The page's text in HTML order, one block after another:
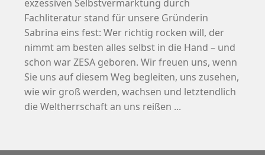
exzessiven Selbstvermarktung durch
Fachliteratur stand für unsere Gründerin
Sabrina eins fest: Wer richtig rocken will, der
nimmt am besten alles selbst in die Hand – und
schon war ZESA geboren. Wir freuen uns, wenn
Sie uns auf diesem Weg begleiten, uns zusehen,
wie wir groß werden, wachsen und letztendlich
die Weltherrschaft an uns reißen ...